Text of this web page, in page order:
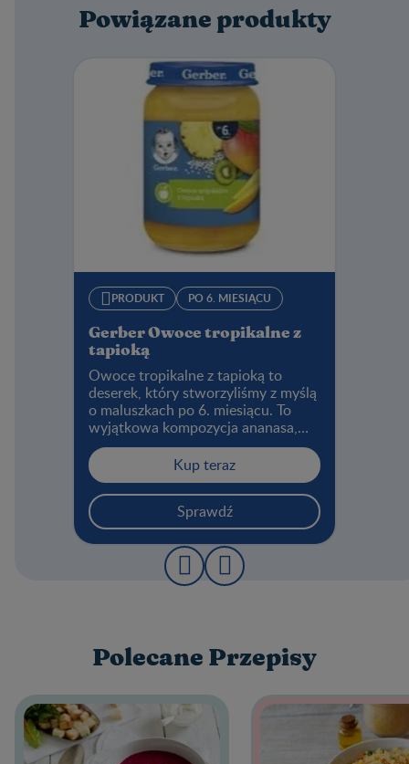
Powiązane produkty
PRODUKT PO 6. MIESIĄCU
Gerber Owoce tropikalne z
tapioką
Owoce tropikalne z tapioką to
deserek, który stworzyliśmy z myślą
o maluszkach po 6. miesiącu. To
wyjątkowa kompozycja ananasa,
mango, kiwi oraz tapioki, dzięki
której Twoje dziecko może poznać
smak egzotycznych owoców.
Przekonaj się, czy mały smakosz
polubi to ciekawe połączenie.
Kup teraz
Sprawdź
Polecane Przepisy